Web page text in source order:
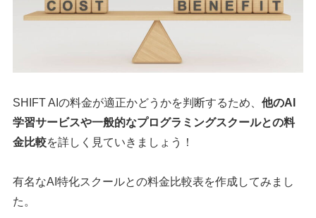
SHIFT AIの料金が適正かどうかを判断するため、他のAI
学習サービスや一般的なプログラミングスクールとの料
金比較を詳しく見ていきましょう！
有名なAI特化スクールとの料金比較表を作成してみまし
た。